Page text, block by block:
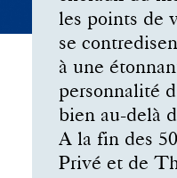
les points de
se
à une
personnalité
bien au-delà
A la fin des
Privé et de